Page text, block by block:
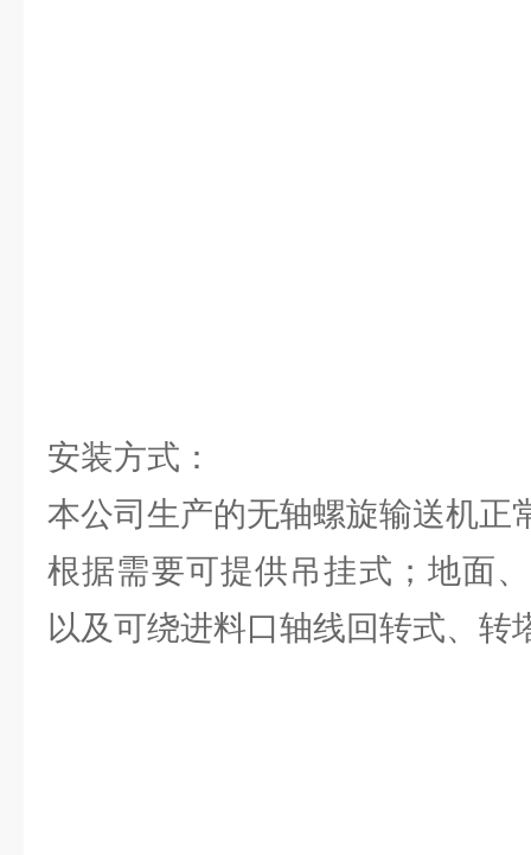
安装方式：
本公司生产的无轴螺旋输送机正
根据需要可提供吊挂式；地面
以及可绕进料口轴线回转式、转